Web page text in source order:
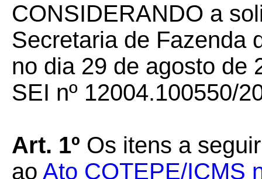
CONSIDERANDO a
Secretaria de Fazenda
no dia 29 de agosto de
SEI nº 12004.100550/
Art. 1º Os itens a
ao Ato COTEPE/ICMS